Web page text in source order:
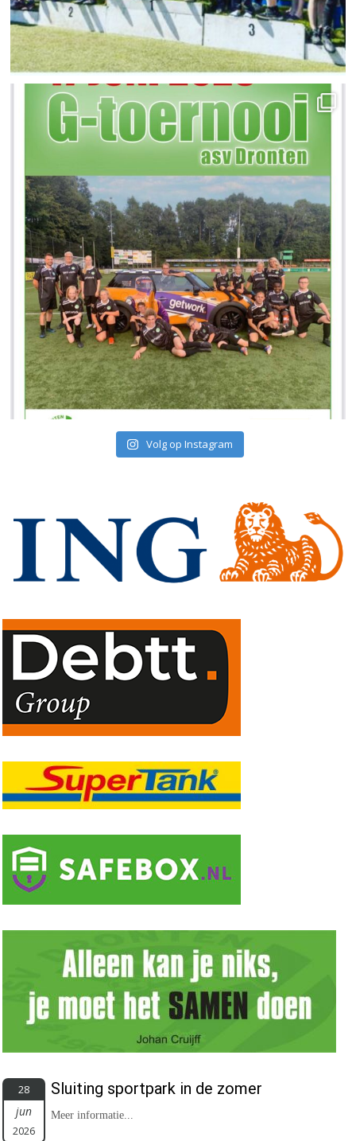
Volg op Instagram
28
jun
2026
Sluiting sportpark in de zomer
Meer informatie...